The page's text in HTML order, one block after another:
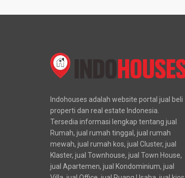
Indohouses adalah website portal jual beli
properti dan real estate Indonesia.
Tersedia informasi lengkap tentang jual
Rumah, jual rumah tinggal, jual rumah
mewah, jual rumah kos, jual Cluster, jual
Klaster, jual Townhouse, jual Town House,
jual Apartemen, jual Kondominium, jual